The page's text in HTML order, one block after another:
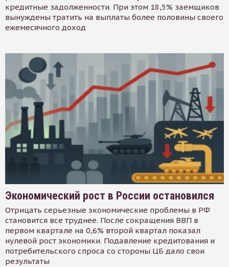
кредитные задолженности. При этом 18,5% заемщиков
вынуждены тратить на выплаты более половины своего
ежемесячного доход
Экономический рост в России остановился
Отрицать серьезные экономические проблемы в РФ
становится все труднее. После сокращения ВВП в
первом квартале на 0,6% второй квартал показал
нулевой рост экономики. Подавление кредитования и
потребительского спроса со стороны ЦБ дало свои
результаты